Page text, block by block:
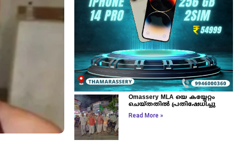
Omassery MLA യെ കയ്യേറ്റം
ചെയ്തതിൽ പ്രതിഷേധിച്ചു
Read More »